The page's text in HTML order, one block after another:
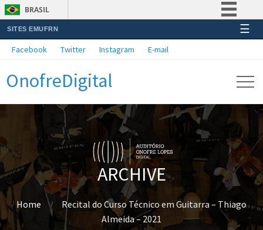
BRASIL
Simplifique!
Acesso à informação
Legislação
Canais
SITES EMUFRN ☰
Facebook Twitter Instagram E-mail
OnofreDigital
ARCHIVE
Home
Recital do Curso Técnico em Guitarra – Thiago
Almeida – 2021